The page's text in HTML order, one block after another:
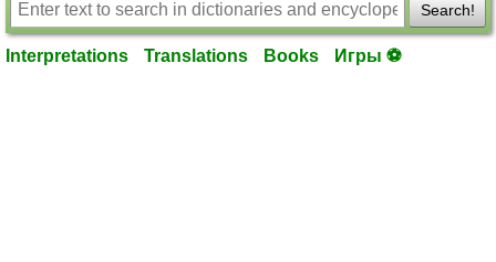
Search!
Interpretations Translations Books Игры ⚽